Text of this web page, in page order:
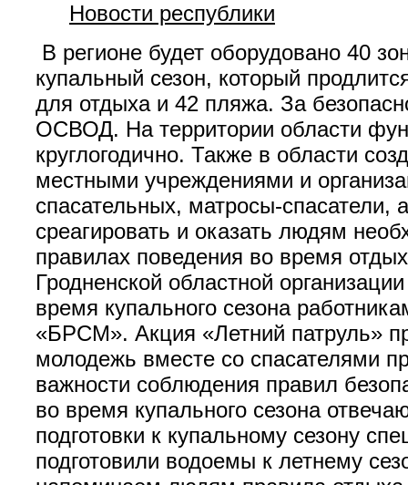
Новости республики
В регионе будет оборудовано 40
купальный сезон, который
для отдыха и 42 пляжа. За
ОСВОД. На территории области
круглогодично. Также в области
местными учреждениями и
спасательных, матросы-
среагировать и оказать людям
правилах поведения во время
Гродненской областной
время купального сезона
«БРСМ». Акция «Летний патруль»
молодежь вместе со спасателями
важности соблюдения правил
во время купального сезона
подготовки к купальному сезону
подготовили водоемы к летнему